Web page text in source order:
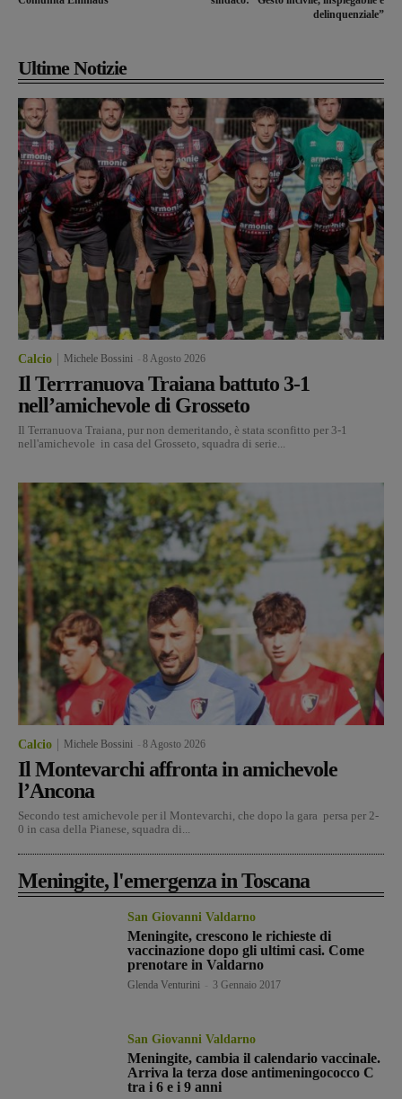
delinquenziale”
Ultime Notizie
Calcio Michele Bossini 8 Agosto 2026
Il Terrranuova Traiana battuto 3-1
nell’amichevole di Grosseto
Il Terranuova Traiana, pur non demeritando, è stata sconfitto per 3-1
nell'amichevole in casa del Grosseto, squadra di serie...
Calcio Michele Bossini 8 Agosto 2026
Il Montevarchi affronta in amichevole
l’Ancona
Secondo test amichevole per il Montevarchi, che dopo la gara persa per 2-
0 in casa della Pianese, squadra di...
Meningite, l'emergenza in Toscana
San Giovanni Valdarno
Meningite, crescono le richieste di
vaccinazione dopo gli ultimi casi. Come
prenotare in Valdarno
Glenda Venturini 3 Gennaio 2017
San Giovanni Valdarno
Meningite, cambia il calendario vaccinale.
Arriva la terza dose antimeningococco C
tra i 6 e i 9 anni